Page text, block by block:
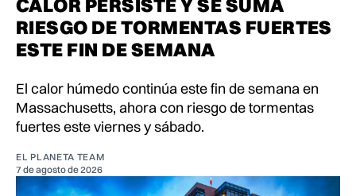
RIESGO DE TORMENTAS FUERTES
ESTE FIN DE SEMANA
El calor húmedo continúa este fin de semana en
Massachusetts, ahora con riesgo de tormentas
fuertes este viernes y sábado.
EL PLANETA TEAM
7 de agosto de 2026